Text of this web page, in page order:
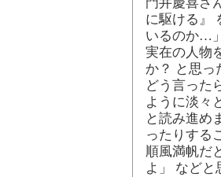
に駆ける』
いるのか…
実在の人物
か？ と思っ
どう言った
ように淡々
と読み進め
ったりする
順風満帆だ
よ」 などと